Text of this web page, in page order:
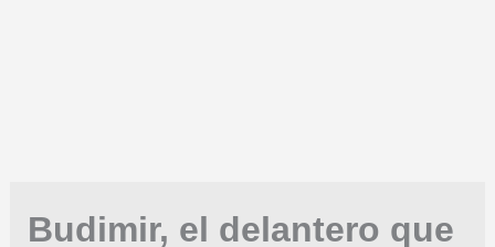
Budimir, el delantero que